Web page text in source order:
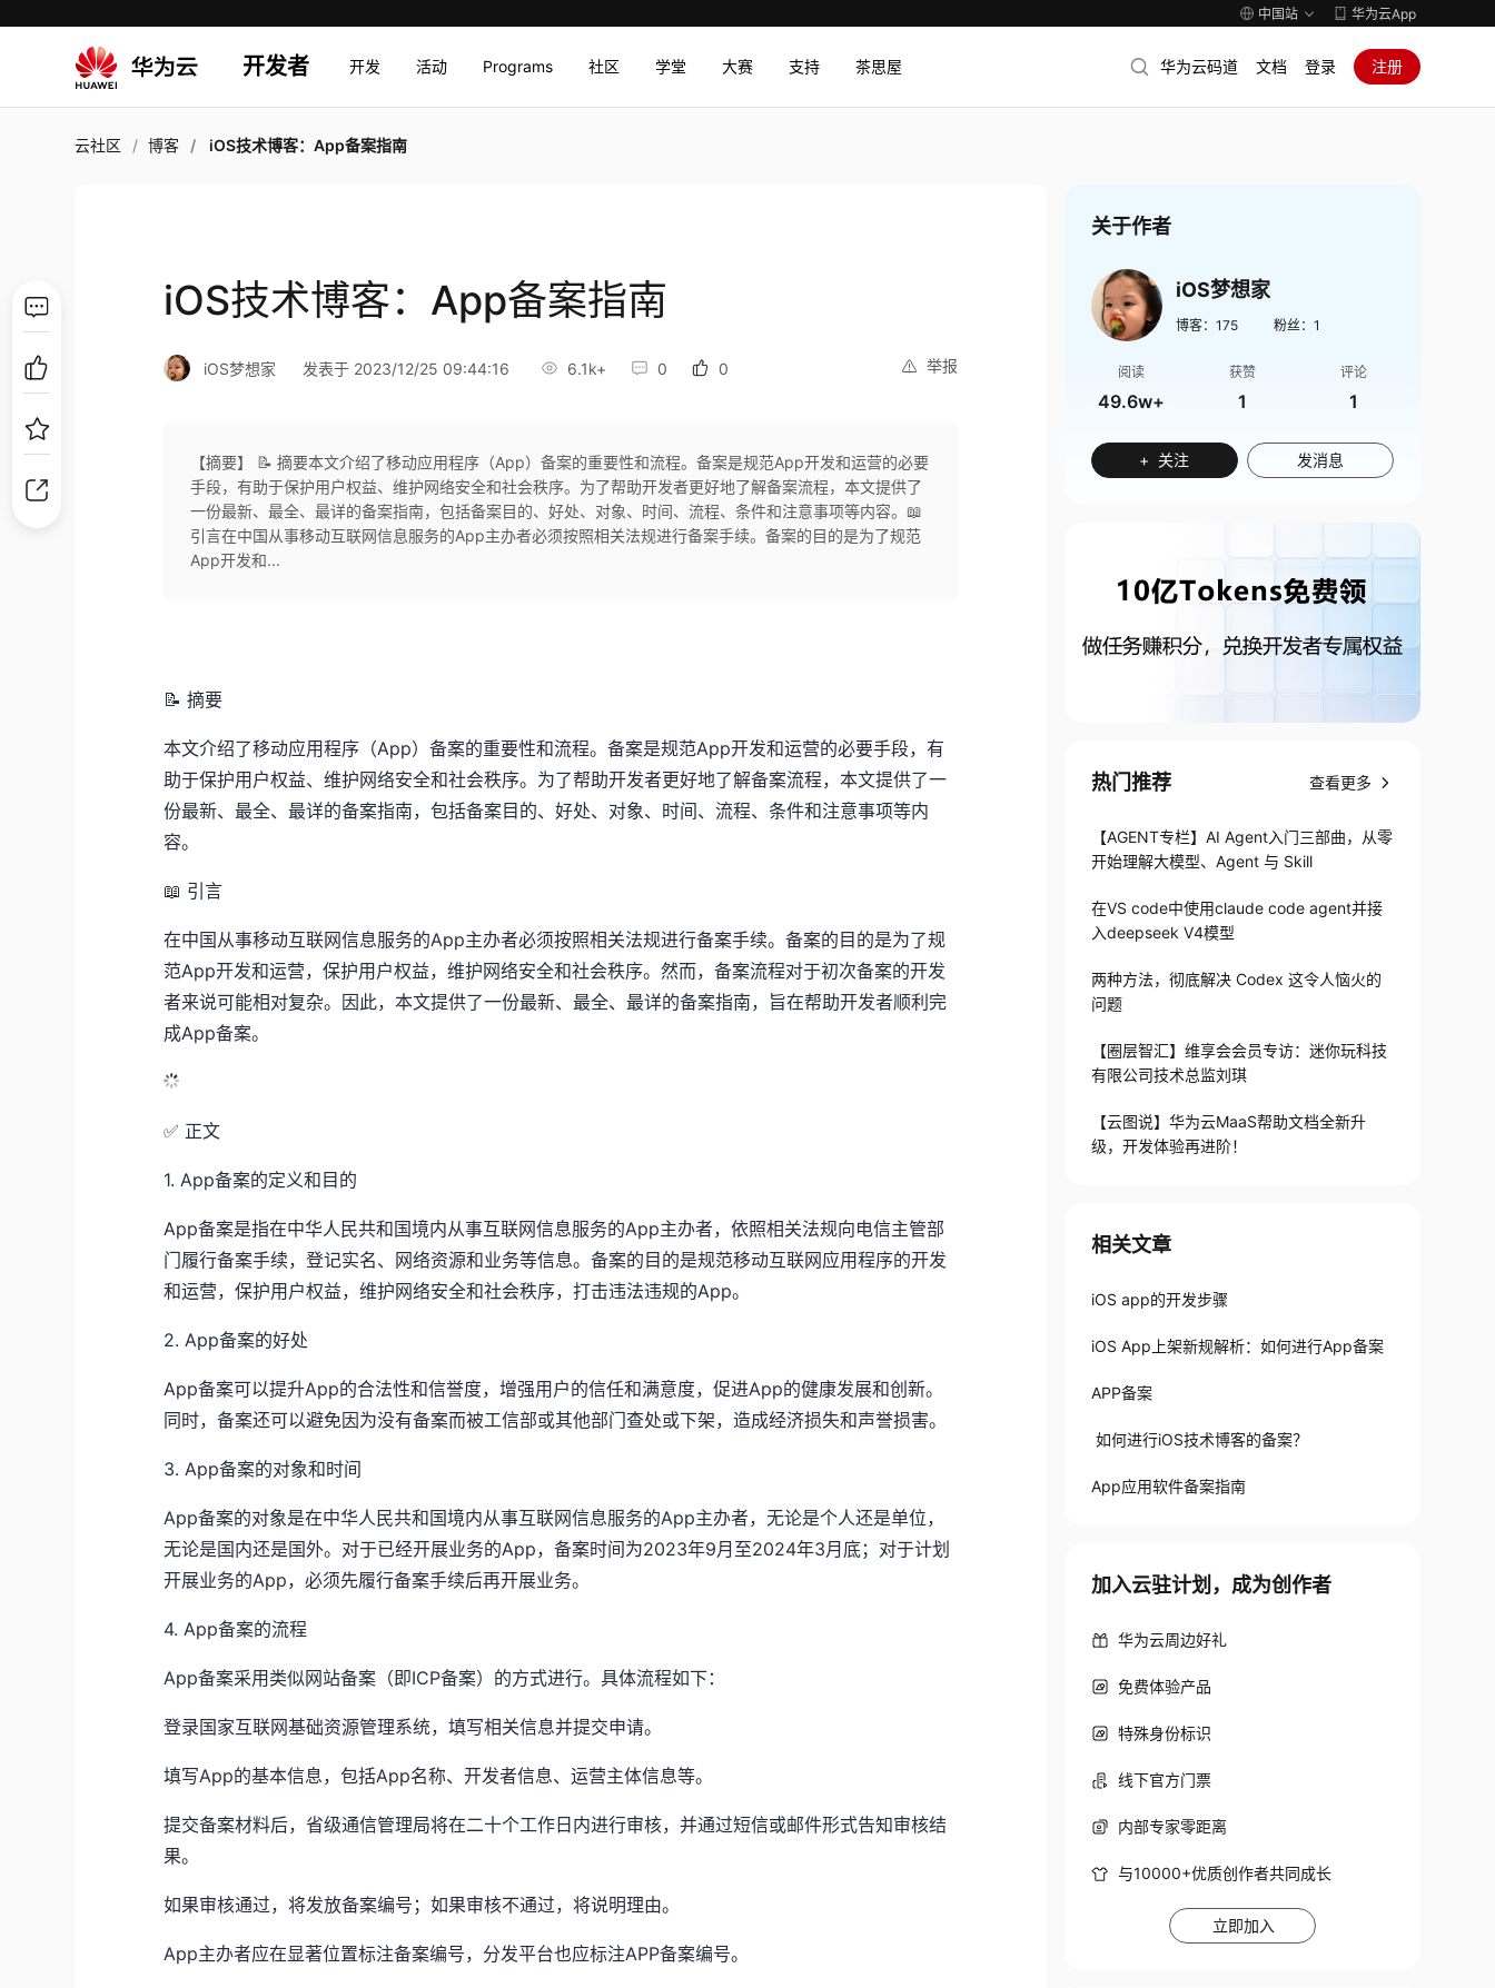
中国站 华为云App
开发者 开发 活动 Programs 社区 学堂 大赛 支持 茶思屋 华为云码道 文档 登录 注册
云社区 博客 iOS技术博客：App备案指南
iOS技术博客：App备案指南
举报
iOS梦想家 发表于 2023/12/25 09:44:16 6.1k+ 0 0
【摘要】 📝 摘要本文介绍了移动应用程序（App）备案的重要性和流程。备案是规范App开发和运营的必要
手段，有助于保护用户权益、维护网络安全和社会秩序。为了帮助开发者更好地了解备案流程，本文提供了
一份最新、最全、最详的备案指南，包括备案目的、好处、对象、时间、流程、条件和注意事项等内容。📖
引言在中国从事移动互联网信息服务的App主办者必须按照相关法规进行备案手续。备案的目的是为了规范
App开发和...
📝 摘要
本文介绍了移动应用程序（App）备案的重要性和流程。备案是规范App开发和运营的必要手段，有
助于保护用户权益、维护网络安全和社会秩序。为了帮助开发者更好地了解备案流程，本文提供了一
份最新、最全、最详的备案指南，包括备案目的、好处、对象、时间、流程、条件和注意事项等内
容。
📖 引言
在中国从事移动互联网信息服务的App主办者必须按照相关法规进行备案手续。备案的目的是为了规
范App开发和运营，保护用户权益，维护网络安全和社会秩序。然而，备案流程对于初次备案的开发
者来说可能相对复杂。因此，本文提供了一份最新、最全、最详的备案指南，旨在帮助开发者顺利完
成App备案。
✅ 正文
1. App备案的定义和目的
App备案是指在中华人民共和国境内从事互联网信息服务的App主办者，依照相关法规向电信主管部
门履行备案手续，登记实名、网络资源和业务等信息。备案的目的是规范移动互联网应用程序的开发
和运营，保护用户权益，维护网络安全和社会秩序，打击违法违规的App。
2. App备案的好处
App备案可以提升App的合法性和信誉度，增强用户的信任和满意度，促进App的健康发展和创新。
同时，备案还可以避免因为没有备案而被工信部或其他部门查处或下架，造成经济损失和声誉损害。
3. App备案的对象和时间
App备案的对象是在中华人民共和国境内从事互联网信息服务的App主办者，无论是个人还是单位，
无论是国内还是国外。对于已经开展业务的App，备案时间为2023年9月至2024年3月底；对于计划
开展业务的App，必须先履行备案手续后再开展业务。
4. App备案的流程
App备案采用类似网站备案（即ICP备案）的方式进行。具体流程如下：
登录国家互联网基础资源管理系统，填写相关信息并提交申请。
填写App的基本信息，包括App名称、开发者信息、运营主体信息等。
提交备案材料后，省级通信管理局将在二十个工作日内进行审核，并通过短信或邮件形式告知审核结
果。
如果审核通过，将发放备案编号；如果审核不通过，将说明理由。
App主办者应在显著位置标注备案编号，分发平台也应标注APP备案编号。
关于作者
iOS梦想家
博客： 175 粉丝： 1
阅读
49.6w+
获赞
1
评论
1
+ 关注 发消息
热门推荐 查看更多
【AGENT专栏】AI Agent入门三部曲，从零
开始理解大模型、Agent 与 Skill
在VS code中使用claude code agent并接
入deepseek V4模型
两种方法，彻底解决 Codex 这令人恼火的
问题
【圈层智汇】维享会会员专访：迷你玩科技
有限公司技术总监刘琪
【云图说】华为云MaaS帮助文档全新升
级，开发体验再进阶！
相关文章
iOS app的开发步骤
iOS App上架新规解析：如何进行App备案
APP备案
如何进行iOS技术博客的备案？
App应用软件备案指南
加入云驻计划，成为创作者
华为云周边好礼
免费体验产品
特殊身份标识
线下官方门票
内部专家零距离
与10000+优质创作者共同成长
立即加入